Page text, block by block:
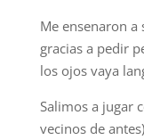
Me ensenaron
gracias a pedir
los ojos vaya
Salimos a jugar
vecinos de